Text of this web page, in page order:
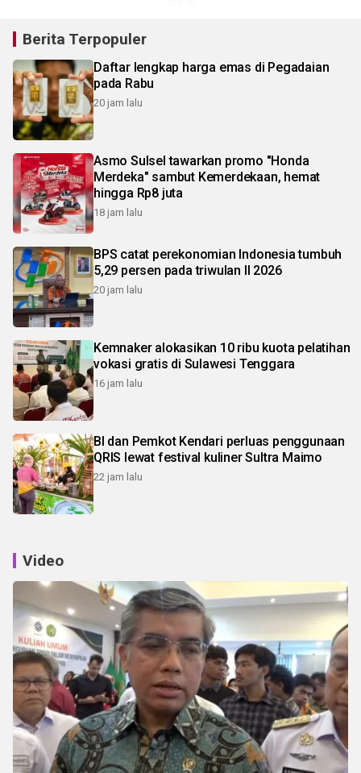
Berita Terpopuler
Daftar lengkap harga emas di Pegadaian
pada Rabu
20 jam lalu
Asmo Sulsel tawarkan promo "Honda
Merdeka" sambut Kemerdekaan, hemat
hingga Rp8 juta
18 jam lalu
BPS catat perekonomian Indonesia tumbuh
5,29 persen pada triwulan II 2026
20 jam lalu
Kemnaker alokasikan 10 ribu kuota pelatihan
vokasi gratis di Sulawesi Tenggara
16 jam lalu
BI dan Pemkot Kendari perluas penggunaan
QRIS lewat festival kuliner Sultra Maimo
22 jam lalu
Video